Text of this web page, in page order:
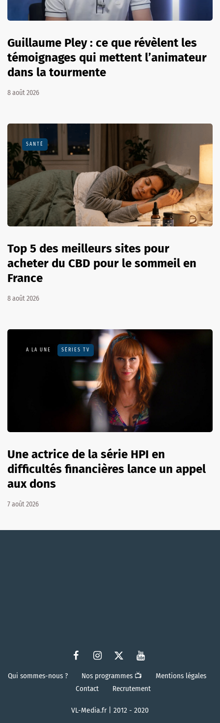
Guillaume Pley : ce que révèlent les
témoignages qui mettent l’animateur
dans la tourmente
8 août 2026
SANTÉ
Top 5 des meilleurs sites pour
acheter du CBD pour le sommeil en
France
8 août 2026
A LA UNE SÉRIES TV
Une actrice de la série HPI en
difficultés financières lance un appel
aux dons
7 août 2026
Qui sommes-nous ? Nos programmes 📺
Mentions légales
Contact
Recrutement
VL-Media.fr | 2012 - 2020